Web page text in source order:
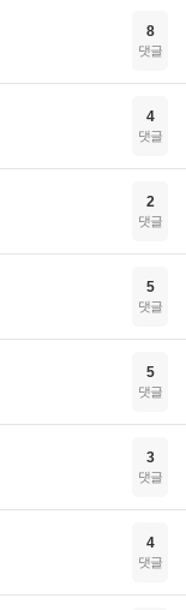
8
댓글
4
댓글
2
댓글
5
댓글
5
댓글
3
댓글
4
댓글